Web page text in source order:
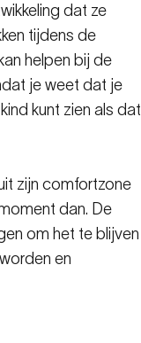
dat ze
tijdens de
kan helpen bij de
je weet dat je
kunt zien als dat
zijn comfortzone
dan. De
om het te blijven
en